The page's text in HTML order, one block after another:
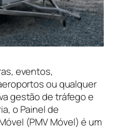
eventos,
ou qualquer
gestão de tráfego e
o Painel de
(PMV Móvel) é um